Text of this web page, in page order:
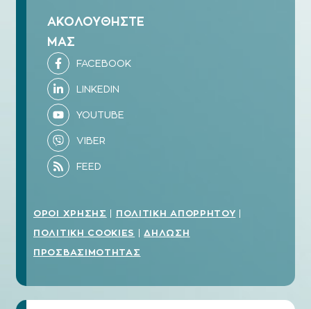
ΑΚΟΛΟΥΘΗΣΤΕ
ΜΑΣ
ΟΡΟΙ ΧΡΗΣΗΣ ΠΟΛΙΤΙΚΗ ΑΠΟΡΡΗΤΟΥ
ΠΟΛΙΤΙΚΗ COOKIES
ΔΗΛΩΣΗ
ΠΡΟΣΒΑΣΙΜΟΤΗΤΑΣ